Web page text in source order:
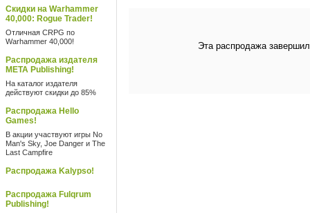
Скидки на Warhammer
40,000: Rogue Trader!
Отличная CRPG по
Warhammer 40,000!
Распродажа издателя
META Publishing!
На каталог издателя
действуют скидки до 85%
Распродажа Hello
Games!
В акции участвуют игры No
Man's Sky, Joe Danger и The
Last Campfire
Распродажа Kalypso!
Распродажа Fulqrum
Publishing!
Эта распродажа